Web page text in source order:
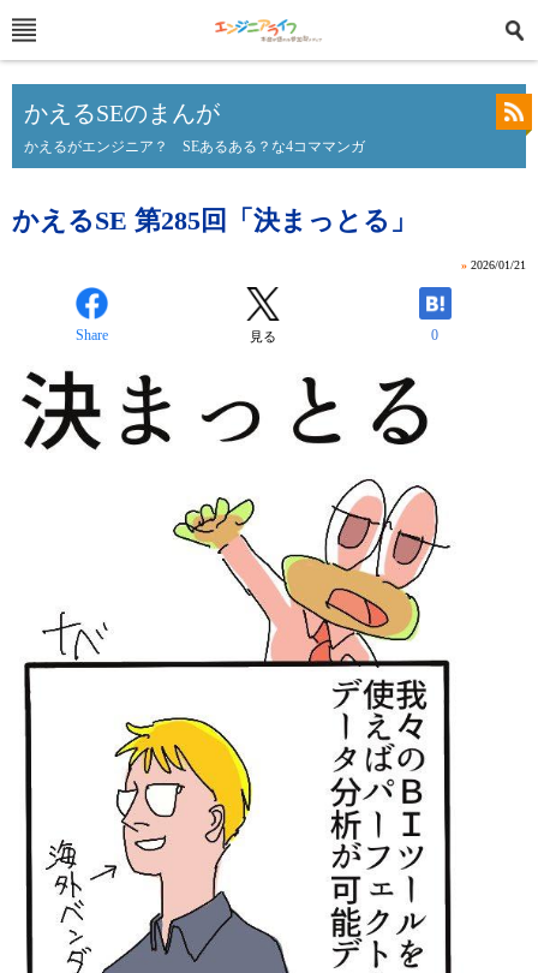
かえるSEのまんが
かえるがエンジニア？ SEあるある？な4コママンガ
かえるSE 第285回「決まっとる」
» 2026/01/21
Share 見る 0